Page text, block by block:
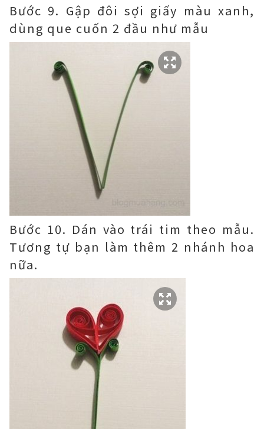
Bước 9. Gập đôi sợi giấy màu xanh,
dùng que cuốn 2 đầu như mẫu
Bước 10. Dán vào trái tim theo mẫu.
Tương tự bạn làm thêm 2 nhánh hoa
nữa.